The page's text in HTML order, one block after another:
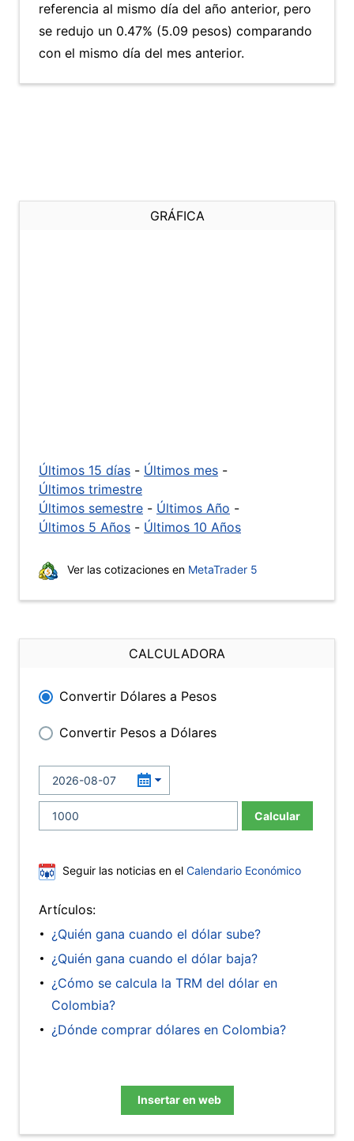
referencia al mismo día del año anterior, pero
se redujo un 0.47% (5.09 pesos) comparando
con el mismo día del mes anterior.
GRÁFICA
Últimos 15 días - Últimos mes -
Últimos trimestre
Últimos semestre - Últimos Año -
Últimos 5 Años - Últimos 10 Años
Ver las cotizaciones en MetaTrader 5
CALCULADORA
Convertir Dólares a Pesos
Convertir Pesos a Dólares
Calcular
Seguir las noticias en el Calendario Económico
Artículos:
¿Quién gana cuando el dólar sube?
¿Quién gana cuando el dólar baja?
¿Cómo se calcula la TRM del dólar en
Colombia?
¿Dónde comprar dólares en Colombia?
Insertar en web